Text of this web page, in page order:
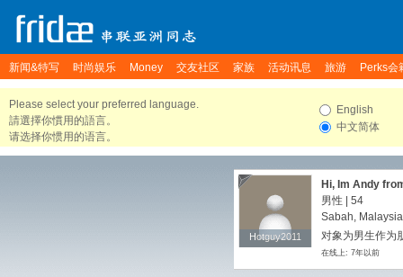
新闻&特写 时尚娱乐 Money 交友社区 家族 活动讯息 旅游 Perks会
Please select your preferred language.
請選擇你慣用的語言。
请选择你惯用的语言。
English
中文简体
Hotguy2011
Hotguy2011
Hi, Im Andy
男性 | 54
Sabah, Malaysia
对象为男生作为
在线上: 7年以前